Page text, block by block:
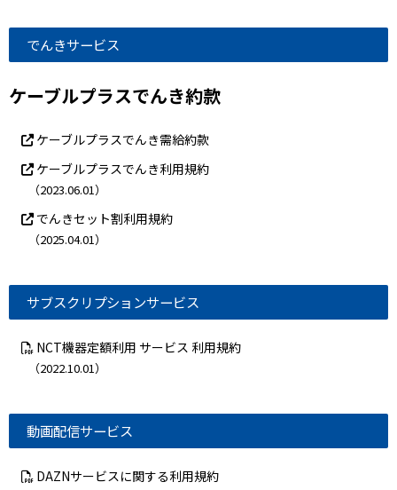
でんきサービス
ケーブルプラスでんき約款
ケーブルプラスでんき需給約款
ケーブルプラスでんき利用規約
（2023.06.01）
でんきセット割利用規約
（2025.04.01）
サブスクリプションサービス
NCT機器定額利用 サービス 利用規約
（2022.10.01）
動画配信サービス
DAZNサービスに関する利用規約